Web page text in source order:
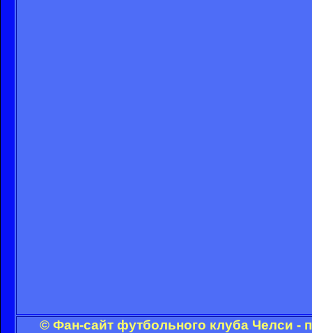
© Фан-сайт футбольного клуба Челси -